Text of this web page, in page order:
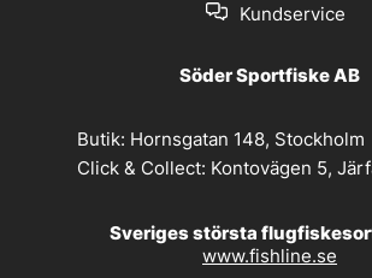
Kundservice
Söder Sportfiske AB
Butik: Hornsgatan 148, Stockholm
Click & Collect: Kontovägen 5,
Sveriges största
www.fishline.se